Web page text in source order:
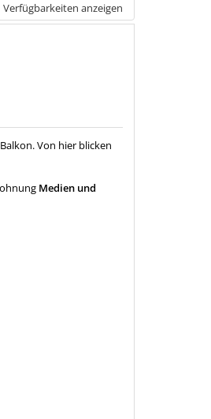
Verfügbarkeiten anzeigen
Von hier blicken
Medien und